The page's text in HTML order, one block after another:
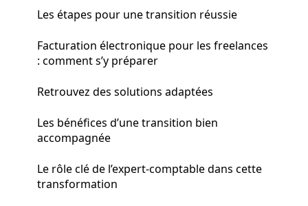
Les étapes pour une transition réussie
Facturation électronique pour les freelances
: comment s’y préparer
Retrouvez des solutions adaptées
Les bénéfices d’une transition bien
accompagnée
Le rôle clé de l’expert-comptable dans cette
transformation